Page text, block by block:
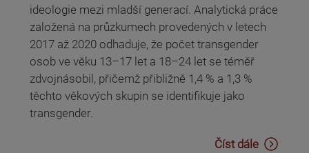
ideologie mezi mladší generací. Analytická práce
založená na průzkumech provedených v letech
2017 až 2020 odhaduje, že počet transgender
osob ve věku 13–17 let a 18–24 let se téměř
zdvojnásobil, přičemž přibližně 1,4 % a 1,3 %
těchto věkových skupin se identifikuje jako
transgender.
Číst dále